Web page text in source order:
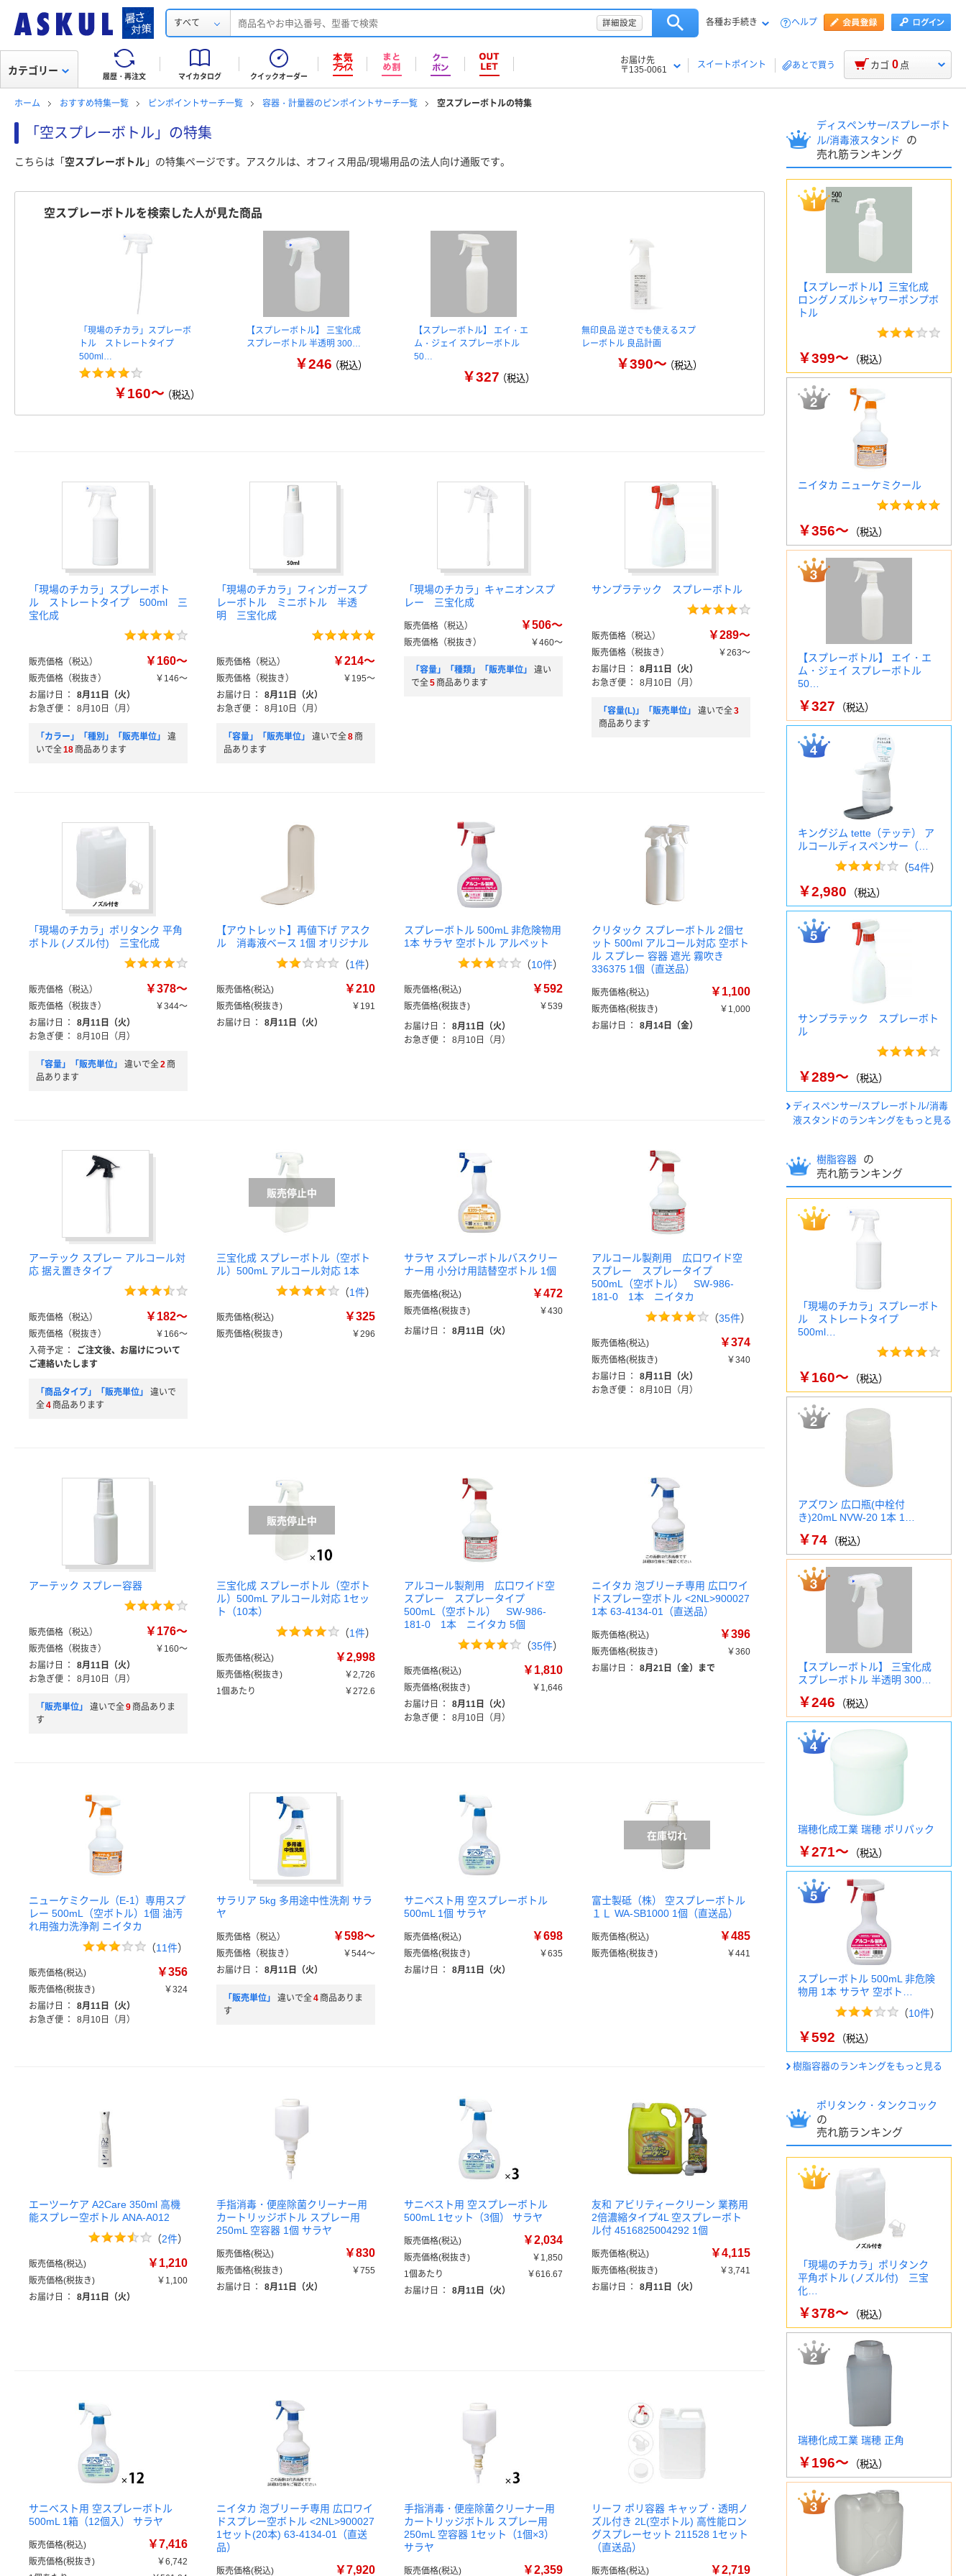
すべて 詳細設定 各種お手続き ヘルプ
履歴・再注文 マイカタログ クイックオーダー
お届け先
〒135-0061
スイートポイント あとで買う
カテゴリー カゴ 0 点
ホーム おすすめ特集一覧 ピンポイントサーチ一覧 容器・計量器のピンポイントサーチ一覧 空スプレーボトルの特集
「空スプレーボトル」の特集
こちらは「 空スプレーボトル」の特集ページです。アスクルは、オフィス用品/現場用品の法人向け通販です。
空スプレーボトルを検索した人が見た商品
「現場のチカラ」スプレーボ
トル ストレートタイプ
500ml…
￥160～（税込）
【スプレーボトル】 三宝化成
スプレーボトル 半透明 300…
￥246（税込）
【スプレーボトル】 エイ・エ
ム・ジェイ スプレーボトル
50…
￥327（税込）
無印良品 逆さでも使えるスプ
レーボトル 良品計画
￥390～（税込）
「現場のチカラ」スプレーボト
ル ストレートタイプ 500ml 三
宝化成
販売価格（税込） ￥160～
販売価格（税抜き）
￥146～
お届け日
：
8月11日（火）
お急ぎ便 ： 8月10日（月）
「カラー」「種別」「販売単位」
違
いで全18 商品あります
「現場のチカラ」フィンガースプ
レーボトル ミニボトル 半透
明 三宝化成
販売価格（税込） ￥214～
販売価格（税抜き）
￥195～
お届け日
：
8月11日（火）
お急ぎ便 ： 8月10日（月）
「容量」「販売単位」 違いで全8 商
品あります
「現場のチカラ」キャニオンスプ
レー 三宝化成
販売価格（税込） ￥506～
販売価格（税抜き） ￥460～
「容量」「種類」「販売単位」
違い
で全5 商品あります
サンプラテック スプレーボトル
販売価格（税込） ￥289～
販売価格（税抜き）
￥263～
お届け日
：
8月11日（火）
お急ぎ便 ： 8月10日（月）
「容量(L)」「販売単位」 違いで全3
商品あります
「現場のチカラ」ポリタンク 平角
ボトル (ノズル付) 三宝化成
販売価格（税込） ￥378～
販売価格（税抜き）
￥344～
お届け日
：
8月11日（火）
お急ぎ便 ： 8月10日（月）
「容量」「販売単位」 違いで全2 商
品あります
【アウトレット】再値下げ アスク
ル 消毒液ベース 1個 オリジナル
（1件）
販売価格(税込) ￥210
販売価格(税抜き)
￥191
お届け日
： 8月11日（火）
スプレーボトル 500mL 非危険物用
1本 サラヤ 空ボトル アルペット
（10件）
販売価格(税込) ￥592
販売価格(税抜き)
￥539
お届け日
：
8月11日（火）
お急ぎ便 ： 8月10日（月）
クリタック スプレーボトル 2個セ
ット 500ml アルコール対応 空ボト
ル スプレー 容器 遮光 霧吹き
336375 1個（直送品）
販売価格(税込) ￥1,100
販売価格(税抜き)
￥1,000
お届け日
： 8月14日（金）
アーテック スプレー アルコール対
応 据え置きタイプ
販売価格（税込） ￥182～
販売価格（税抜き）
￥166～
入荷予定 ：
ご注文後、お届けについて
ご連絡いたします
「商品タイプ」「販売単位」
違いで
全4 商品あります
三宝化成 スプレーボトル（空ボト
ル）500mL アルコール対応 1本
（1件）
販売価格(税込) ￥325
販売価格(税抜き) ￥296
サラヤ スプレーボトルバスクリー
ナー用 小分け用詰替空ボトル 1個
販売価格(税込) ￥472
販売価格(税抜き)
￥430
お届け日
： 8月11日（火）
アルコール製剤用 広口ワイド空
スプレー スプレータイプ
500mL（空ボトル） SW-986-
181-0 1本 ニイタカ
（35件）
販売価格(税込) ￥374
販売価格(税抜き)
￥340
お届け日
：
8月11日（火）
お急ぎ便 ： 8月10日（月）
アーテック スプレー容器
販売価格（税込） ￥176～
販売価格（税抜き）
￥160～
お届け日
：
8月11日（火）
お急ぎ便 ： 8月10日（月）
「販売単位」 違いで全9 商品ありま
す
三宝化成 スプレーボトル（空ボト
ル）500mL アルコール対応 1セッ
ト（10本）
（1件）
販売価格(税込) ￥2,998
販売価格(税抜き)
￥2,726
1個あたり
￥272.6
アルコール製剤用 広口ワイド空
スプレー スプレータイプ
500mL（空ボトル） SW-986-
181-0 1本 ニイタカ 5個
（35件）
販売価格(税込) ￥1,810
販売価格(税抜き)
￥1,646
お届け日
：
8月11日（火）
お急ぎ便 ： 8月10日（月）
ニイタカ 泡ブリーチ専用 広口ワイ
ドスプレー空ボトル <2NL>900027
1本 63-4134-01（直送品）
販売価格(税込) ￥396
販売価格(税抜き)
￥360
お届け日
： 8月21日（金）まで
ニューケミクール（E-1）専用スプ
レー 500mL（空ボトル）1個 油汚
れ用強力洗浄剤 ニイタカ
（11件）
販売価格(税込) ￥356
販売価格(税抜き)
￥324
お届け日
：
8月11日（火）
お急ぎ便 ： 8月10日（月）
サラリア 5kg 多用途中性洗剤 サラ
ヤ
販売価格（税込） ￥598～
販売価格（税抜き）
￥544～
お届け日
： 8月11日（火）
「販売単位」 違いで全4 商品ありま
す
サニベスト用 空スプレーボトル
500mL 1個 サラヤ
販売価格(税込) ￥698
販売価格(税抜き)
￥635
お届け日
： 8月11日（火）
富士製砥（株） 空スプレーボトル
１Ｌ WA-SB1000 1個（直送品）
販売価格(税込) ￥485
販売価格(税抜き) ￥441
エーツーケア A2Care 350ml 高機
能スプレー空ボトル ANA-A012
（2件）
販売価格(税込) ￥1,210
販売価格(税抜き)
￥1,100
お届け日
： 8月11日（火）
手指消毒・便座除菌クリーナー用
カートリッジボトル スプレー用
250mL 空容器 1個 サラヤ
販売価格(税込) ￥830
販売価格(税抜き)
￥755
お届け日
： 8月11日（火）
サニベスト用 空スプレーボトル
500mL 1セット（3個） サラヤ
販売価格(税込) ￥2,034
販売価格(税抜き)
￥1,850
1個あたり
￥616.67
お届け日
： 8月11日（火）
友和 アビリティークリーン 業務用
2倍濃縮タイプ4L 空スプレーボト
ル付 4516825004292 1個
販売価格(税込) ￥4,115
販売価格(税抜き)
￥3,741
お届け日
： 8月11日（火）
サニベスト用 空スプレーボトル
500mL 1箱（12個入） サラヤ
販売価格(税込) ￥7,416
販売価格(税抜き)
￥6,742
ニイタカ 泡ブリーチ専用 広口ワイ
ドスプレー空ボトル <2NL>900027
1セット(20本) 63-4134-01（直送
品）
販売価格(税込) ￥7,920
手指消毒・便座除菌クリーナー用
カートリッジボトル スプレー用
250mL 空容器 1セット（1個×3）
サラヤ
販売価格(税込) ￥2,359
リーフ ポリ容器 キャップ・透明ノ
ズル付き 2L(空ボトル) 高性能ロン
グスプレーセット 211528 1セット
（直送品）
販売価格(税込) ￥2,719
ディスペンサー/スプレーボト
ル/消毒液スタンド
の
売れ筋ランキング
【スプレーボトル】三宝化成
ロングノズルシャワーポンプボ
トル
￥399～ （税込）
ニイタカ ニューケミクール
￥356～ （税込）
【スプレーボトル】 エイ・エ
ム・ジェイ スプレーボトル
50…
￥327 （税込）
キングジム tette（テッテ） ア
ルコールディスペンサー（…
（54件）
￥2,980 （税込）
サンプラテック スプレーボト
ル
￥289～ （税込）
ディスペンサー/スプレーボトル/消毒
液スタンドのランキングをもっと見る
樹脂容器
の
売れ筋ランキング
「現場のチカラ」スプレーボト
ル ストレートタイプ
500ml…
￥160～ （税込）
アズワン 広口瓶(中栓付
き)20mL NVW-20 1本 1…
￥74 （税込）
【スプレーボトル】 三宝化成
スプレーボトル 半透明 300…
￥246 （税込）
瑞穂化成工業 瑞穂 ポリパック
￥271～ （税込）
スプレーボトル 500mL 非危険
物用 1本 サラヤ 空ボト…
（10件）
￥592 （税込）
樹脂容器のランキングをもっと見る
ポリタンク・タンクコック
の
売れ筋ランキング
「現場のチカラ」ポリタンク
平角ボトル (ノズル付) 三宝
化…
￥378～ （税込）
瑞穂化成工業 瑞穂 正角
￥196～ （税込）